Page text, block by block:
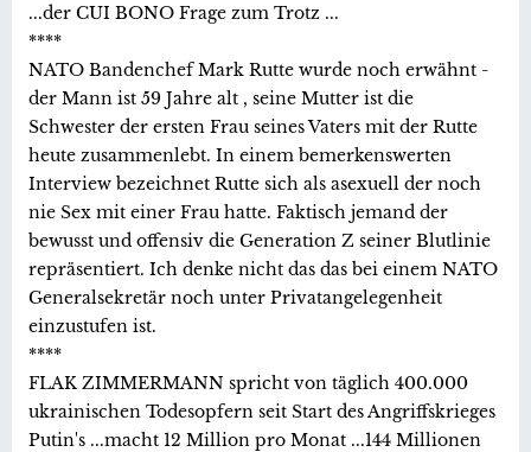
...der CUI BONO Frage zum Trotz ...
****
NATO Bandenchef Mark Rutte wurde noch erwähnt -
der Mann ist 59 Jahre alt , seine Mutter ist die
Schwester der ersten Frau seines Vaters mit der Rutte
heute zusammenlebt. In einem bemerkenswerten
Interview bezeichnet Rutte sich als asexuell der noch
nie Sex mit einer Frau hatte. Faktisch jemand der
bewusst und offensiv die Generation Z seiner Blutlinie
repräsentiert. Ich denke nicht das das bei einem NATO
Generalsekretär noch unter Privatangelegenheit
einzustufen ist.
****
FLAK ZIMMERMANN spricht von täglich 400.000
ukrainischen Todesopfern seit Start des Angriffskrieges
Putin's ...macht 12 Million pro Monat ...144 Millionen